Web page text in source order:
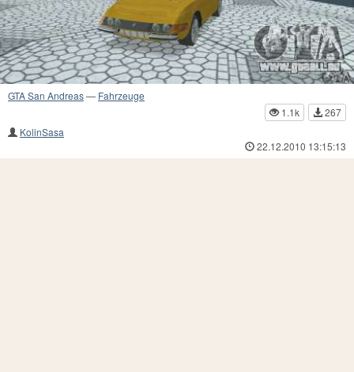
GTA San Andreas— Fahrzeuge
1.1k
267
KolinSasa
22.12.2010 13:15:13